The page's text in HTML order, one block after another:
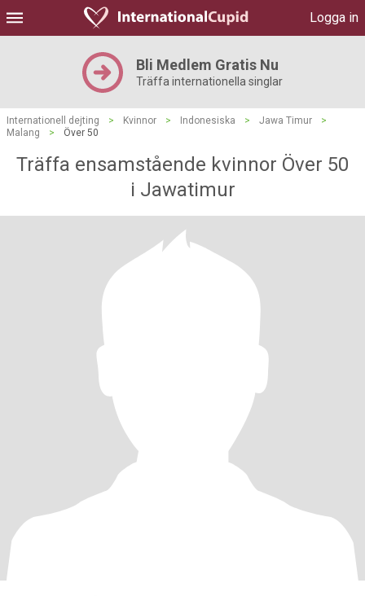
Logga in
Bli Medlem Gratis Nu
Träffa internationella singlar
Internationell dejting > Kvinnor > Indonesiska > Jawa Timur
>
Malang
> Över 50
Träffa ensamstående kvinnor Över 50
i Jawatimur